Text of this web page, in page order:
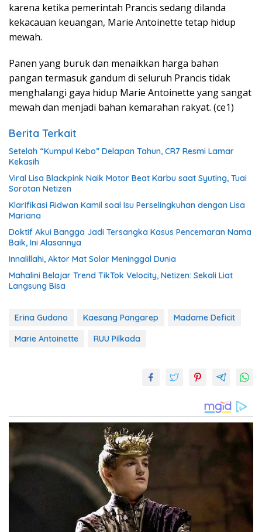
karena ketika pemerintah Prancis sedang dilanda
kekacauan keuangan, Marie Antoinette tetap hidup
mewah.
Panen yang buruk dan menaikkan harga bahan
pangan termasuk gandum di seluruh Prancis tidak
menghalangi gaya hidup Marie Antoinette yang sangat
mewah dan menjadi bahan kemarahan rakyat. (ce1)
Berita Terkait
Setelah “Kumpul Kebo” Delapan Tahun, CR7 Resmi Lamar
Kekasih
Viral Lisa Blackpink Naik Motor Beat Karbu saat Syuting, Tuai
Sorotan Netizen
Klarifikasi Ridwan Kamil soal Isu Perselingkuhan dengan Lisa
Mariana
Doktif Akui Bangga Jadi Tersangka Kasus Pencemaran Nama
Baik, Ini Alasannya
Innalillahi, Aktor Mat Solar Meninggal Dunia
Mahalini Belajar Trend TikTok Velocity, Netizen: Sekali Liat
Langsung Bisa
Erina Gudono Kaesang Pangarep
Madame Deficit
Marie Antoinette
RUU Pilkada